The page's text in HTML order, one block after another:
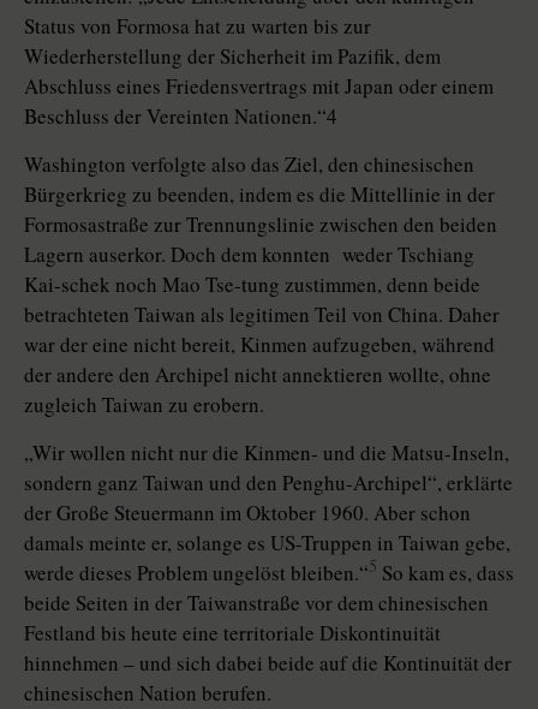
Status von Formosa hat zu warten bis zur
Wiederherstellung der Sicherheit im Pazifik, dem
Abschluss eines Friedensvertrags mit Japan oder einem
Beschluss der Vereinten Nationen.“4
Washington verfolgte also das Ziel, den chinesischen
Bürgerkrieg zu beenden, indem es die Mittellinie in der
Formosastraße zur Trennungslinie zwischen den beiden
Lagern auserkor. Doch dem konnten weder Tschiang
Kai-schek noch Mao Tse-tung zustimmen, denn beide
betrachteten Taiwan als legitimen Teil von China. Daher
war der eine nicht bereit, Kinmen aufzugeben, während
der andere den Archipel nicht annektieren wollte, ohne
zugleich Taiwan zu erobern.
„Wir wollen nicht nur die Kinmen- und die Matsu-Inseln,
sondern ganz Taiwan und den Penghu-Archipel“, erklärte
der Große Steuermann im Oktober 1960. Aber schon
damals meinte er, solange es US-Truppen in Taiwan gebe,
werde dieses Problem ungelöst bleiben.“5 So kam es, dass
beide Seiten in der Taiwanstraße vor dem chinesischen
Festland bis heute eine territoriale Diskontinuität
hinnehmen – und sich dabei beide auf die Kontinuität der
chinesischen Nation berufen.